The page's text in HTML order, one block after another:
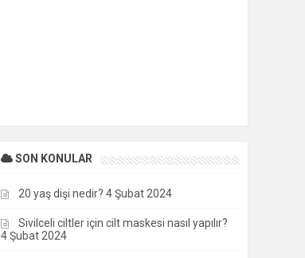
SON KONULAR
20 yaş dişi nedir? 4 Şubat 2024
Sivilceli ciltler için cilt maskesi nasıl yapılır?
4 Şubat 2024